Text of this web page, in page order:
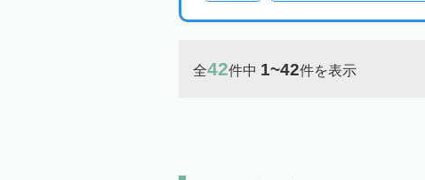
全42件中 1~42件を表示